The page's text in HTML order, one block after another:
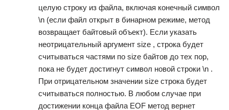
целую строку из файла, включая конечный символ
\n (если файл открыт в бинарном режиме, метод
возвращает байтовый объект). Если указать
неотрицательный аргумент size , строка будет
считываться частями по size байтов до тех пор,
пока не будет достигнут символ новой строки \n .
При отрицательном значении size строка будет
считываться полностью. В любом случае при
достижении конца файла EOF метод вернет